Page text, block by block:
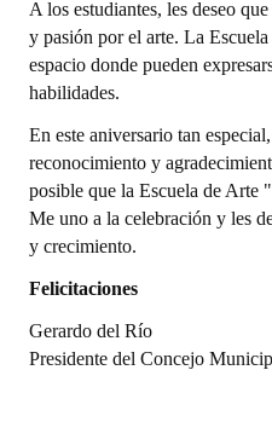
Actas de Audiencias Públicas
NORMATIVA
Comunicaciones
Declaraciones
Resoluciones
INSTITUCIONAL
A los estudiantes, les deseo
y pasión por el arte. La
espacio donde pueden
habilidades.
En este aniversario tan
reconocimiento y
posible que la Escuela de Arte
Me uno a la celebración y les
y crecimiento.
Felicitaciones
Gerardo del Río
Presidente del Concejo